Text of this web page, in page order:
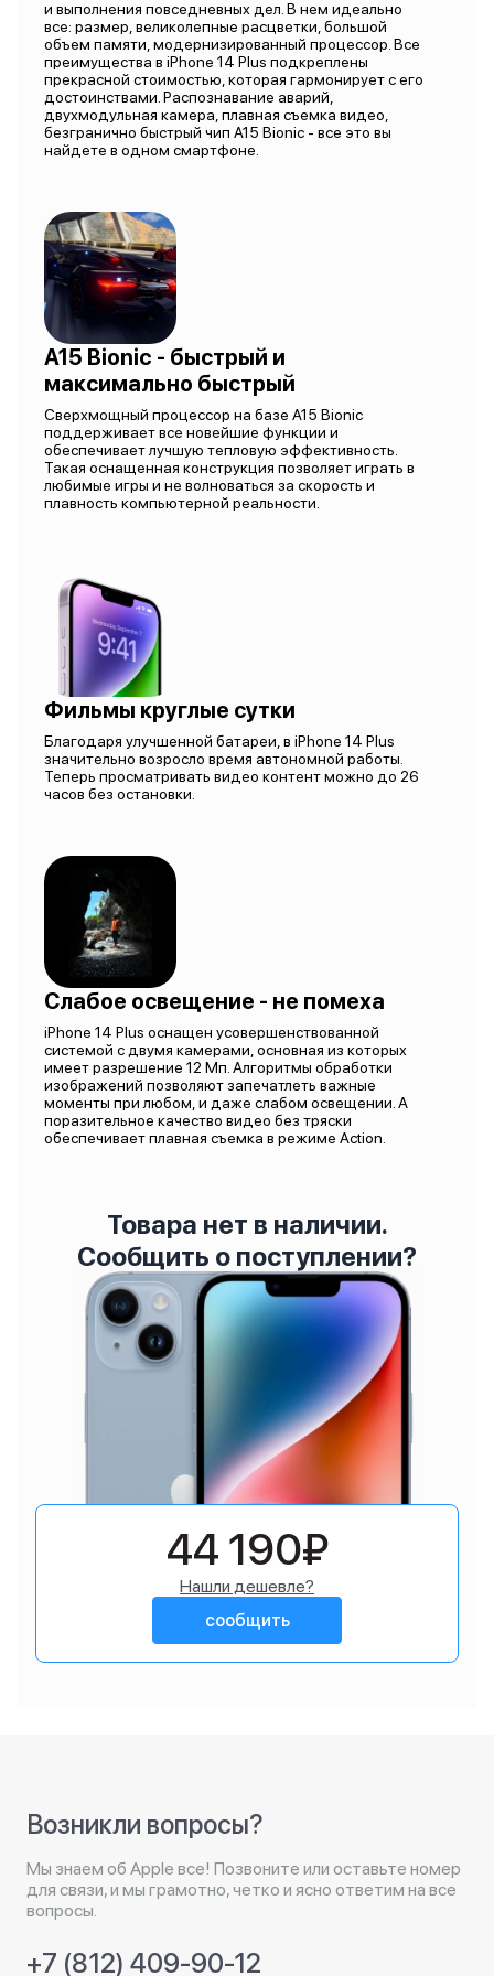
и выполнения повседневных дел. В нем идеально
все: размер, великолепные расцветки, большой
объем памяти, модернизированный процессор. Все
преимущества в iPhone 14 Plus подкреплены
прекрасной стоимостью, которая гармонирует с его
достоинствами. Распознавание аварий,
двухмодульная камера, плавная съемка видео,
безгранично быстрый чип A15 Bionic - все это вы
найдете в одном смартфоне.
A15 Bionic - быстрый и
максимально быстрый
Сверхмощный процессор на базе A15 Bionic
поддерживает все новейшие функции и
обеспечивает лучшую тепловую эффективность.
Такая оснащенная конструкция позволяет играть в
любимые игры и не волноваться за скорость и
плавность компьютерной реальности.
Фильмы круглые сутки
Благодаря улучшенной батареи, в iPhone 14 Plus
значительно возросло время автономной работы.
Теперь просматривать видео контент можно до 26
часов без остановки.
Слабое освещение - не помеха
iPhone 14 Plus оснащен усовершенствованной
системой с двумя камерами, основная из которых
имеет разрешение 12 Мп. Алгоритмы обработки
изображений позволяют запечатлеть важные
моменты при любом, и даже слабом освещении. А
поразительное качество видео без тряски
обеспечивает плавная съемка в режиме Action.
Товара нет в наличии.
Сообщить о поступлении?
44 190₽
Нашли дешевле?
сообщить
Возникли вопросы?
Мы знаем об Apple все! Позвоните или оставьте номер
для связи, и мы грамотно, четко и ясно ответим на все
вопросы.
+7 (812) 409-90-12